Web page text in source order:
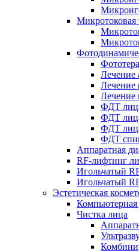
Микротоковая
Лечение
Лечение
Лечение
ФДТ
ФДТ
ФДТ
ФДТ
Аппаратная
RF-лифтинг
Игольчатый
Игольчатый
Эстетическая
Компьютерная
Чистка лица